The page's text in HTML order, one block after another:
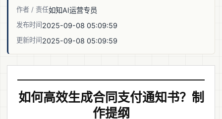
作者 / 责任如知AI运营专员
发布时间2025-09-08 05:09:59
更新时间2025-09-08 05:09:59
如何高效生成合同支付通知书？制
作提纲